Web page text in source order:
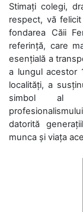
Stimați colegi,
respect, vă
fondarea Căii
referință, care
esențială a
a lungul acestor
localități, a
simbol al
datorită
munca și viața